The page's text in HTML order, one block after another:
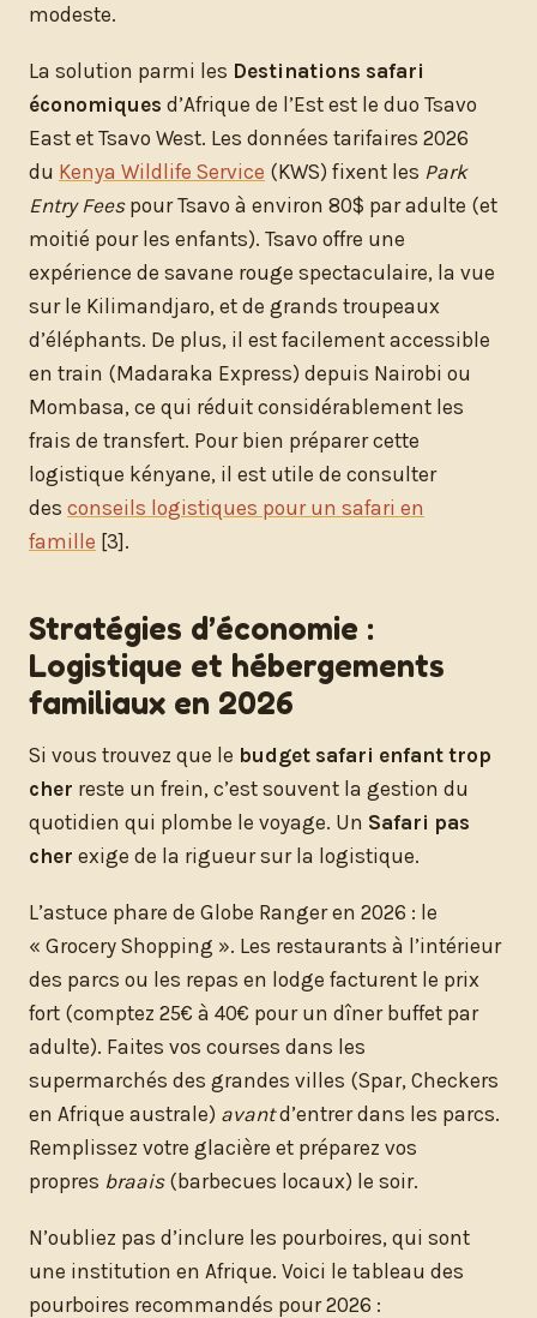
modeste.
La solution parmi les Destinations safari
économiques d’Afrique de l’Est est le duo Tsavo
East et Tsavo West. Les données tarifaires 2026
du Kenya Wildlife Service (KWS) fixent les Park
Entry Feespour Tsavo à environ 80$ par adulte (et
moitié pour les enfants). Tsavo offre une
expérience de savane rouge spectaculaire, la vue
sur le Kilimandjaro, et de grands troupeaux
d’éléphants. De plus, il est facilement accessible
en train (Madaraka Express) depuis Nairobi ou
Mombasa, ce qui réduit considérablement les
frais de transfert. Pour bien préparer cette
logistique kényane, il est utile de consulter
des conseils logistiques pour un safari en
famille [3].
Stratégies d’économie :
Logistique et hébergements
familiaux en 2026
Si vous trouvez que le budget safari enfant trop
cher reste un frein, c’est souvent la gestion du
quotidien qui plombe le voyage. Un Safari pas
cher exige de la rigueur sur la logistique.
L’astuce phare de Globe Ranger en 2026 : le
« Grocery Shopping ». Les restaurants à l’intérieur
des parcs ou les repas en lodge facturent le prix
fort (comptez 25€ à 40€ pour un dîner buffet par
adulte). Faites vos courses dans les
supermarchés des grandes villes (Spar, Checkers
en Afrique australe) avantd’entrer dans les parcs.
Remplissez votre glacière et préparez vos
propres braais(barbecues locaux) le soir.
N’oubliez pas d’inclure les pourboires, qui sont
une institution en Afrique. Voici le tableau des
pourboires recommandés pour 2026 :